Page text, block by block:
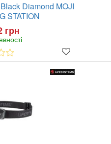
Diamond MOJI
STATION
грн